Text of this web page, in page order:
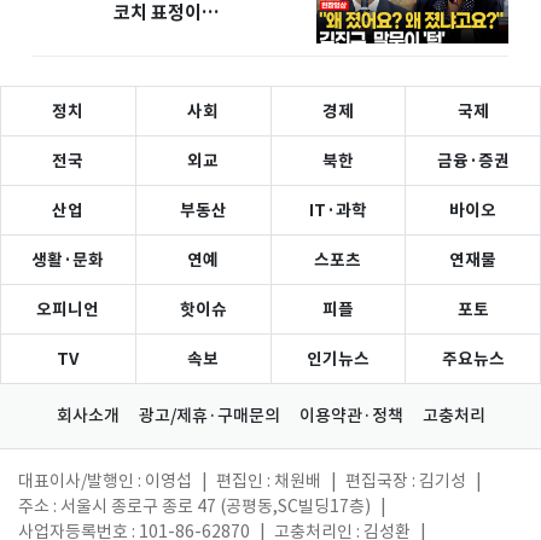
코치 표정이…
정치 사회 경제 국제
전국 외교 북한 금융·증권
산업 부동산 IT·과학 바이오
생활·문화 연예 스포츠 연재물
오피니언 핫이슈 피플 포토
TV 속보 인기뉴스 주요뉴스
회사소개 광고/제휴·구매문의 이용약관·정책 고충처리
대표이사/발행인 : 이영섭 편집인 : 채원배 편집국장 : 김기성
주소 : 서울시 종로구 종로 47 (공평동,SC빌딩17층)
사업자등록번호 : 101-86-62870
고충처리인 : 김성환